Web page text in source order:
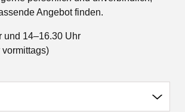
Angebot finden.
und 14–16.30 Uhr